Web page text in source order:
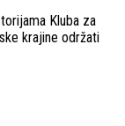
Kluba za
krajine održati